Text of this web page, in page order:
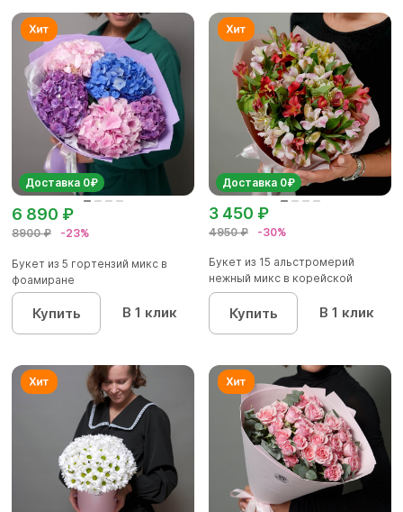
Доставка 0₽
8900 ₽ -23%
6 890 ₽
Букет из 5 гортензий микс в
фоамиране
Купить В 1 клик
Доставка 0₽
4950 ₽ -30%
3 450 ₽
Букет из 15 альстромерий
нежный микс в корейской
упаков...
Купить В 1 клик